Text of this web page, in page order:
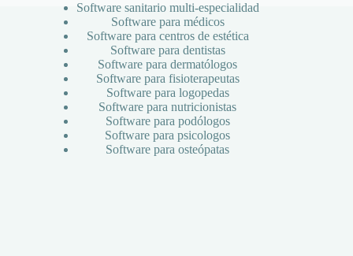
Software sanitario multi-especialidad
Software para médicos
Software para centros de estética
Software para dentistas
Software para dermatólogos
Software para fisioterapeutas
Software para logopedas
Software para nutricionistas
Software para podólogos
Software para psicologos
Software para osteópatas